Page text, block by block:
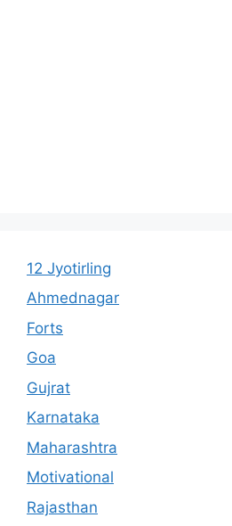
12 Jyotirling
Ahmednagar
Forts
Goa
Gujrat
Karnataka
Maharashtra
Motivational
Rajasthan